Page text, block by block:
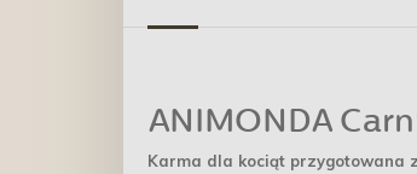
ANIMONDA
Karma dla kociąt przygotowana